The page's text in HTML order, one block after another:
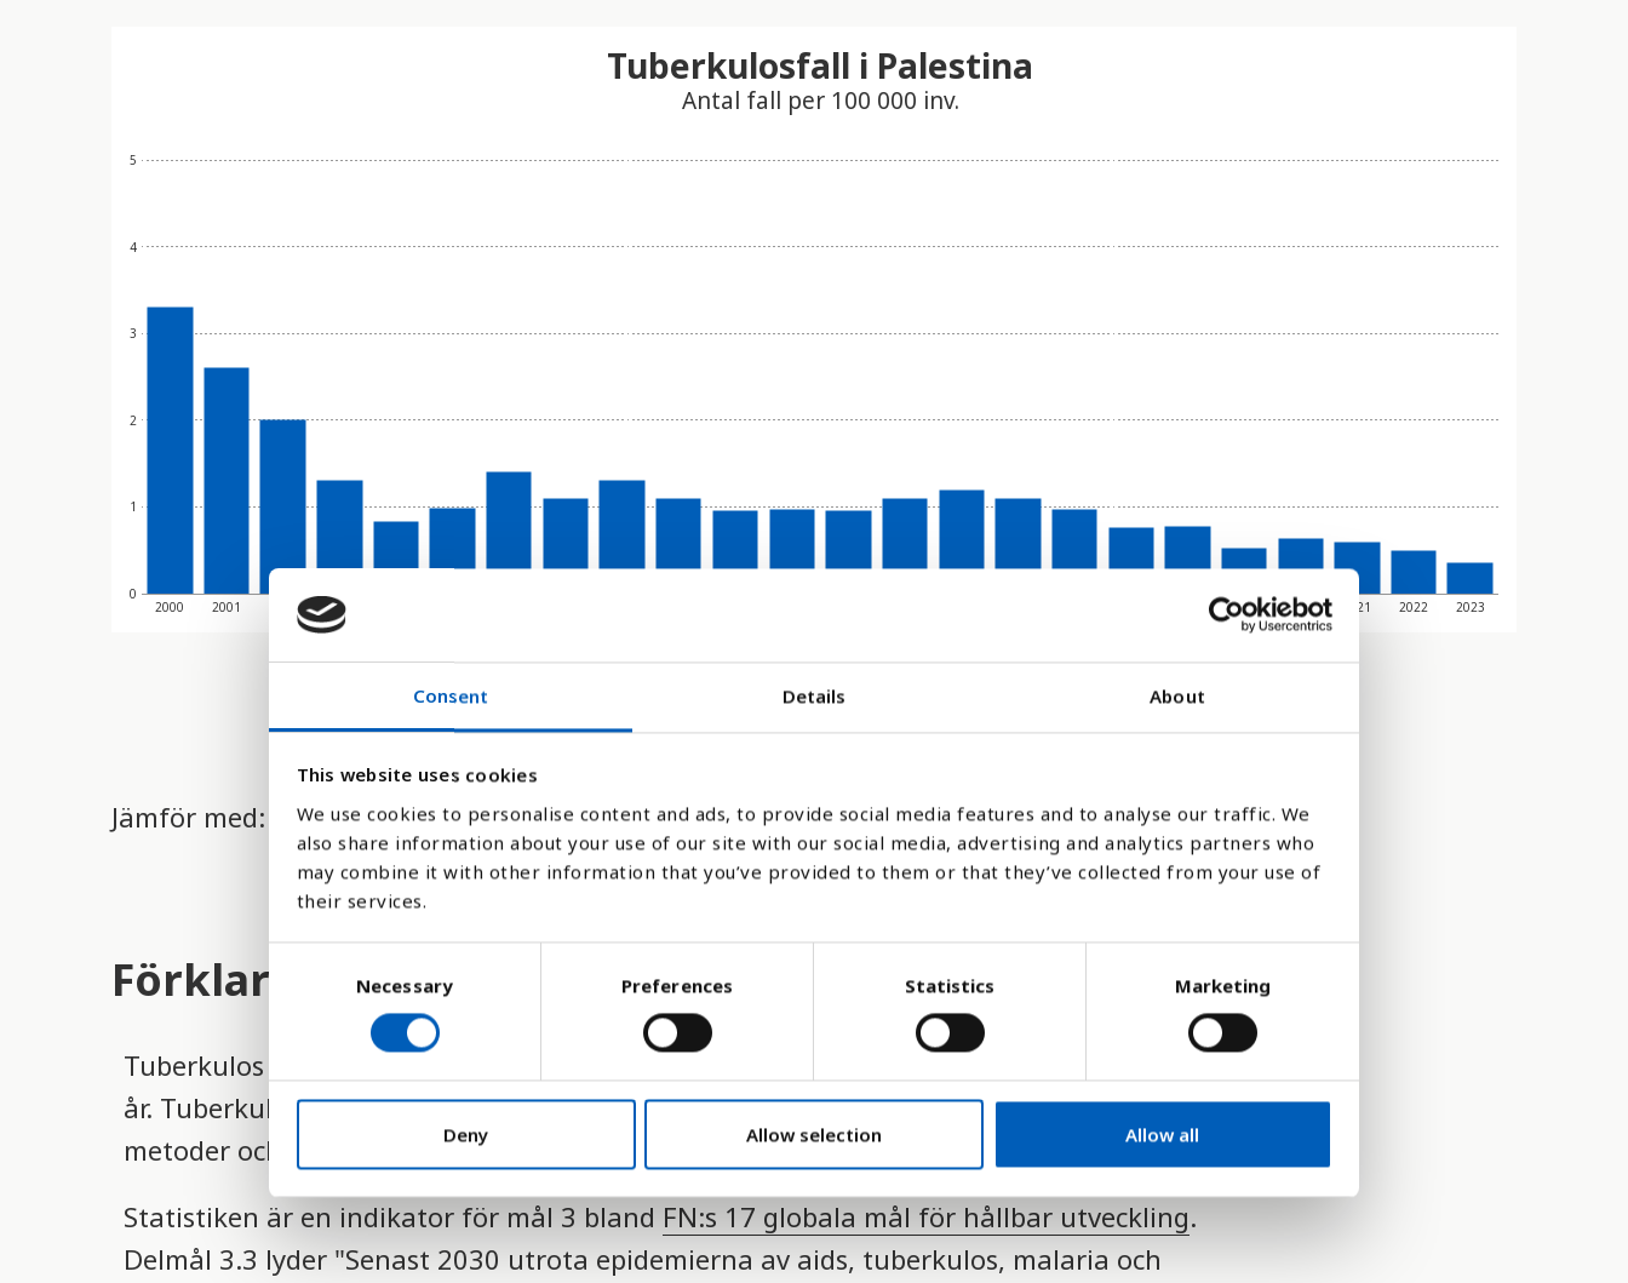
Consent Details About
This website uses cookies
We use cookies to personalise content and ads, to provide social media features and to analyse our traffic. We
also share information about your use of our site with our social media, advertising and analytics partners who
may combine it with other information that you’ve provided to them or that they’ve collected from your use of
their services.
o
n
S
e
l
e
c
Necessary Preferences Statistics Marketing
Deny Allow selection Allow all
0
1
2
3
4
5
2000 2001 2002 2003 2019 2020 2021 2022 2023
Tuberkulosfall i Palestina
Antal fall per 100 000 inv.
Jämför med:
Förklaring
Tuberkulos är en smittsam infektionssjukdom som tar livet av många människor varje
år. Tuberkulos är idag ett av världens stora hälsoproblem, trots att det finns effektiva
metoder och mediciner för att bekämpa infektionen.
Statistiken är en indikator för mål 3 bland FN:s 17 globala mål för hållbar utveckling.
Delmål 3.3 lyder "Senast 2030 utrota epidemierna av aids, tuberkulos, malaria och